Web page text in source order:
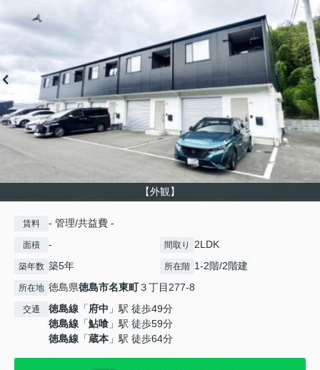
【外観】
賃料 - 管理/共益費 -
面積 - 間取り 2LDK
築年数 築5年 所在階 1-2階/2階建
所在地 徳島県徳島市名東町３丁目277-8
交通 徳島線 「府中 」駅 徒歩49分
徳島線 「鮎喰 」駅 徒歩59分
徳島線 「蔵本 」駅 徒歩64分